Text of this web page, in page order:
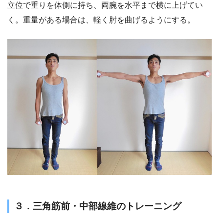
立位で重りを体側に持ち、両腕を水平まで横に上げてい
く。重量がある場合は、軽く肘を曲げるようにする。
３．三角筋前・中部線維のトレーニング